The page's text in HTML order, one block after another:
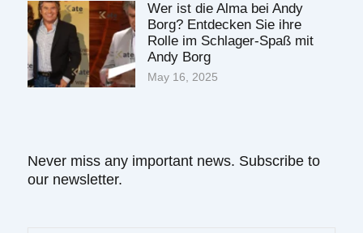
Wer ist die Alma bei Andy
Borg? Entdecken Sie ihre
Rolle im Schlager-Spaß mit
Andy Borg
May 16, 2025
Never miss any important news. Subscribe to
our newsletter.